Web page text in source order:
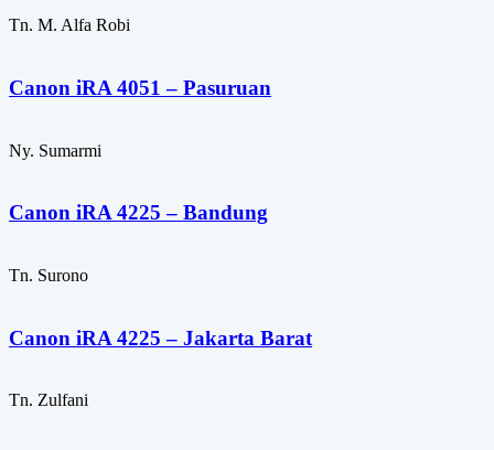
Tn. M. Alfa Robi
Canon iRA 4051 – Pasuruan
Ny. Sumarmi
Canon iRA 4225 – Bandung
Tn. Surono
Canon iRA 4225 – Jakarta Barat
Tn. Zulfani